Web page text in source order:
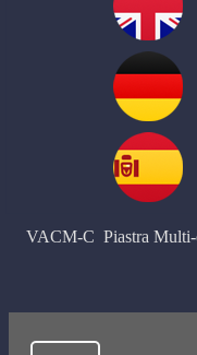
VACM-C Piastra Multi-